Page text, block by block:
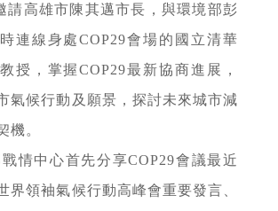
請高雄市陳其邁市長，與環境部彭
連線身處COP29會場的國立清華
授，掌握COP29最新協商進展，
氣候行動及願景，探討未來城市減
機。
情中心首先分享COP29會議最近
界領袖氣候行動高峰會重要發言、